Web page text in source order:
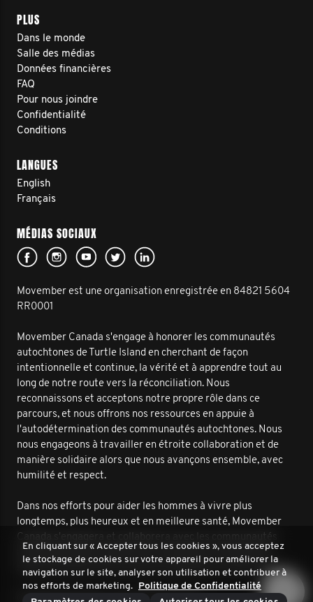
PLUS
Dans le monde
Salle des médias
Données financières
FAQ
Pour nous joindre
Confidentialité
Conditions
LANGUES
English
Français
MÉDIAS SOCIAUX
Movember est une organisation enregistrée en 84821 5604
RR0001
Movember Canada s'engage à honorer les communautés
autochtones de Turtle Island en cherchant de façon
intentionnelle et continue, la vérité et à apprendre tout au
long de notre route vers la réconciliation. Nous
reconnaissons et acceptons notre propre rôle dans ce
parcours, et nous offrons nos ressources en appuie à
l'autodétermination des communautés autochtones. Nous
nous engageons à travailler en étroite collaboration et de
manière solidaire alors que nous avançons ensemble, avec
humilité et respect.
Dans nos efforts pour aider les hommes à vivre plus
longtemps, plus heureux et en meilleure santé, Movember
autochtones pour améliorer les résultats en matière de
santé masculine. Nous sommes ensemble sur cette route.
© 2026 Movember. Tous droits réservés.
En cliquant sur « Accepter tous les cookies », vous acceptez
le stockage de cookies sur votre appareil pour améliorer la
navigation sur le site, analyser son utilisation et contribuer à
nos efforts de marketing. Politique de Confidentialité